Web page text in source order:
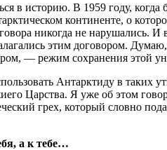
в историю. В 1959 году,
континенте, о
никогда не нарушались.
этим договором.
— режим сохранения этой
Антарктиду в
Царства. Я уже об этом
грех, который словно
а к тебе…